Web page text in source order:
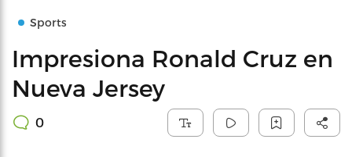
Sports
Impresiona Ronald Cruz en
Nueva Jersey
0